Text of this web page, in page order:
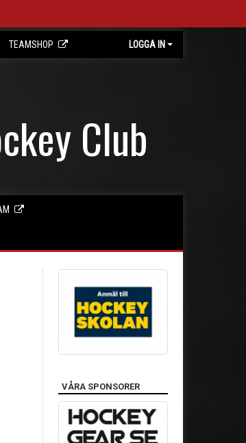
TEAMSHOP LOGGA IN
Club
VÅRA SPONSORER